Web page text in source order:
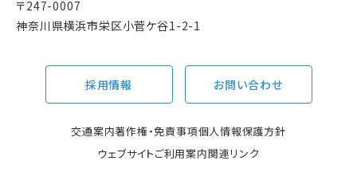
〒247-0007
神奈川県横浜市栄区小菅ケ谷1-2-1
採用情報 お問い合わせ
交通案内著作権・免責事項個人情報保護方針
ウェブサイトご利用案内関連リンク